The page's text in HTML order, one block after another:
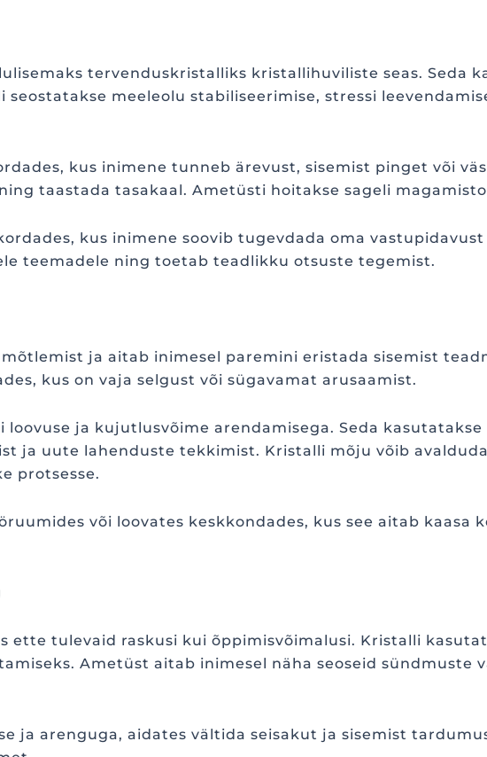
tervenduskristalliks kristallihuviliste seas. Seda
seostatakse meeleolu stabiliseerimise, stressi
kus inimene tunneb ärevust, sisemist pinget või
taastada tasakaal. Ametüsti hoitakse sageli
kus inimene soovib tugevdada oma
teemadele ning toetab teadlikku otsuste tegemist.
ja aitab inimesel paremini eristada sisemist
kus on vaja selgust või sügavamat arusaamist.
loovuse ja kujutlusvõime arendamisega. Seda
ja uute lahenduste tekkimist. Kristalli mõju võib
protsesse.
või loovates keskkondades, kus see aitab kaasa
ette tulevaid raskusi kui õppimisvõimalusi. Kristalli
Ametüst aitab inimesel näha seoseid sündmuste
ja arenguga, aidates vältida seisakut ja sisemist